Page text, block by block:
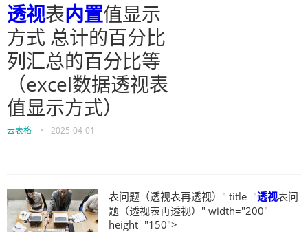
透视表内置值显示
方式 总计的百分比
列汇总的百分比等
（excel数据透视表
值显示方式）
云表格 • 2025-04-01
表问题（透视表再透视）" title="透视表问
题（透视表再透视）" width="200"
height="150">